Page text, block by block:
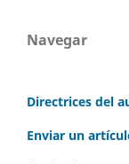
Navegar
Directrices del
Enviar un